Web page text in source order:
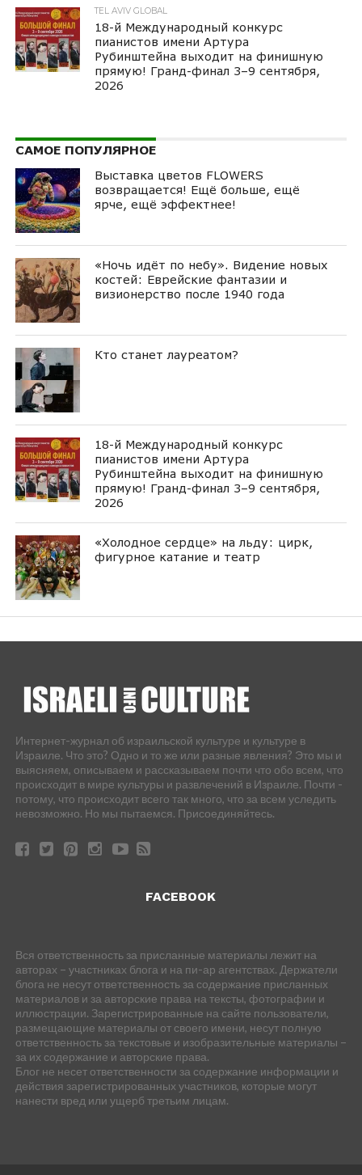
TEL AVIV GLOBAL
18-й Международный конкурс
пианистов имени Артура
Рубинштейна выходит на финишную
прямую! Гранд-финал 3–9 сентября,
2026
САМОЕ ПОПУЛЯРНОЕ
Выставка цветов FLOWERS
возвращается! Ещё больше, ещё
ярче, ещё эффектнее!
«Ночь идёт по небу». Видение новых
костей: Еврейские фантазии и
визионерство после 1940 года
Кто станет лауреатом?
18-й Международный конкурс
пианистов имени Артура
Рубинштейна выходит на финишную
прямую! Гранд-финал 3–9 сентября,
2026
«Холодное сердце» на льду: цирк,
фигурное катание и театр
Интернет-журнал об израильской культуре и культуре в
Израиле. Что это? Одно и то же или разные явления? Это мы и
выясняем, описываем и рассказываем почти что обо всем, что
происходит в мире культуры и развлечений в Израиле. Почти -
потому, что происходит всего так много, что за всем уследить
невозможно. Но мы пытаемся. Присоединяйтесь.
FACEBOOK
Вся ответственность за присланные материалы лежит на
авторах – участниках блога и на пи-ар агентствах. Держатели
блога не несут ответственность за содержание присланных
материалов и за авторские права на тексты, фотографии и
иллюстрации. Зарегистрированные на сайте пользователи,
размещающие материалы от своего имени, несут полную
ответственность за текстовые и изобразительные материалы –
за их содержание и авторские права.
Блог не несет ответственности за содержание информации и
действия зарегистрированных участников, которые могут
нанести вред или ущерб третьим лицам.